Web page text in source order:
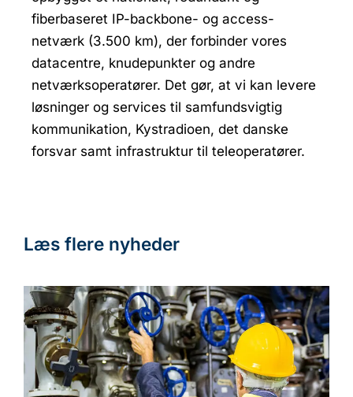
fiberbaseret IP-backbone- og access-
netværk (3.500 km), der forbinder vores
datacentre, knudepunkter og andre
netværksoperatører. Det gør, at vi kan levere
løsninger og services til samfundsvigtig
kommunikation, Kystradioen, det danske
forsvar samt infrastruktur til teleoperatører.
Læs flere nyheder